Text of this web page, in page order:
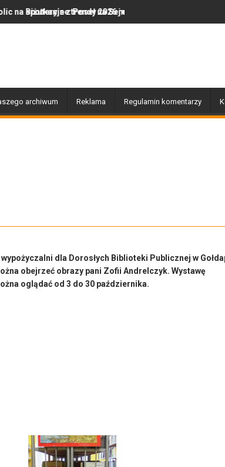
na Sejm RP Katarzyną Królak
2026 roku: Jak polska marka olor.pl podbija serca
archiwum Reklama Regulamin komentarzy
wypożyczalni dla Dorosłych Biblioteki Publicznej w
obejrzeć obrazy pani Zofii Andrelczyk. Wystawę
oglądać od 3 do 30 października.